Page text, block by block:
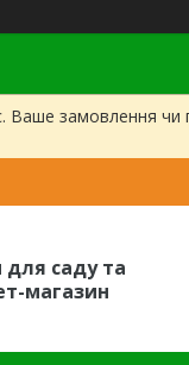
Ваше замовлення
саду та
магазин